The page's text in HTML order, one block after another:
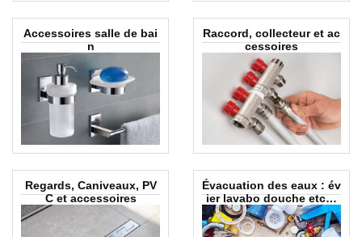
Accessoires salle de bai
n
Raccord, collecteur et ac
cessoires
Regards, Caniveaux, PV
C et accessoires
Évacuation des eaux : év
ier lavabo douche etc…